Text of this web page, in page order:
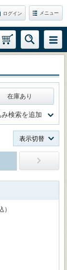
ログイン メニュー
在庫あり
検索を追加
表示切替
）